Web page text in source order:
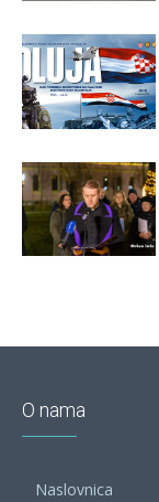
O nama
Naslovnica